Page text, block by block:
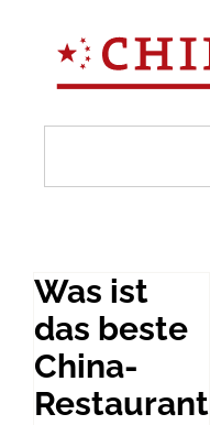
Was ist
das beste
China-
Restaurant